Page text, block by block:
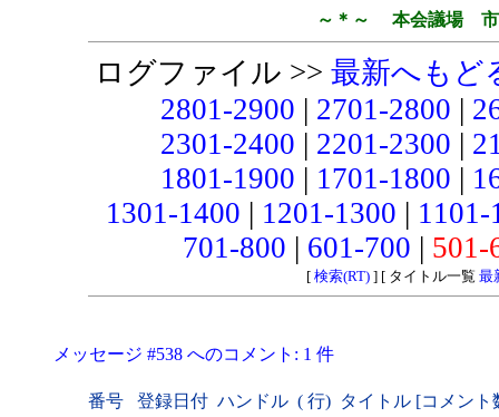
～＊～ 本会議場 市
ログファイル >> 最新へもど
2801-2900 | 2701-2800 |
2301-2400 | 2201-2300 |
1801-1900 | 1701-1800 |
1301-1400 | 1201-1300 |
701-800 | 601-700 |
[ 検索(RT)] [ タイトル一覧 最
メッセージ #538 へのコメント: 1 件
番号 登録日付 ハンドル ( 行) タイトル [コメン